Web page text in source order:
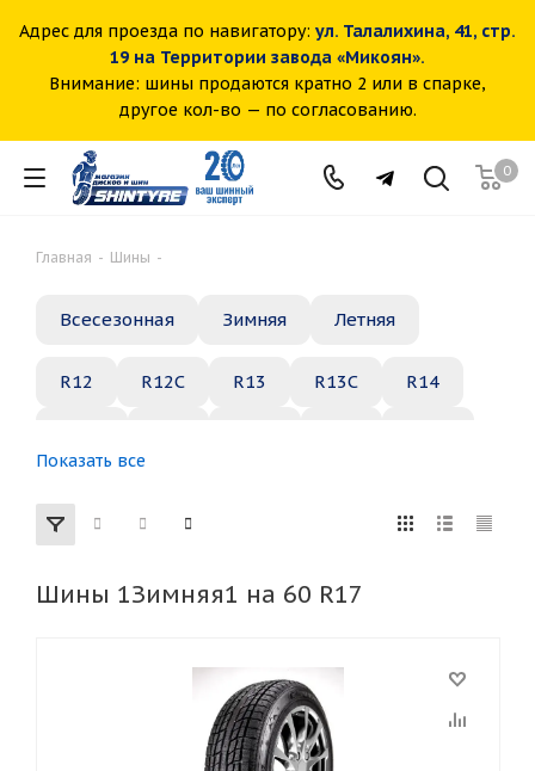
Адрес для проезда по навигатору: ул. Талалихина, 41, стр.
19 на Территории завода «Микоян».
Внимание: шины продаются кратно 2 или в спарке,
другое кол-во — по согласованию.
0
Главная - Шины -
Всесезонная Зимняя Летняя
R12 R12C R13 R13C R14
R22
155 165 185 195
285 295
Показать все
Шины 1Зимняя1 на 60 R17